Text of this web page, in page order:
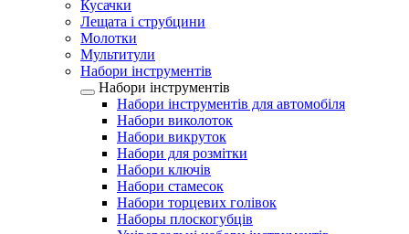
Кусачки
Лещата і струбцини
Молотки
Мультитули
Набори інструментів
Набори інструментів
Набори інструментів для автомобіля
Набори виколоток
Набори викруток
Набори для розмітки
Набори ключів
Набори стамесок
Набори торцевих голівок
Наборы плоскогубців